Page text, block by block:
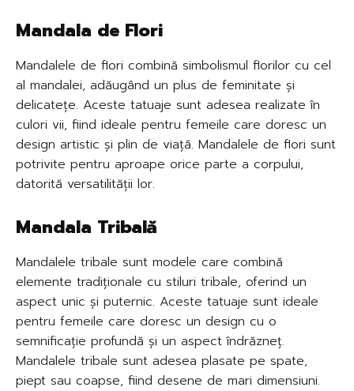
Mandala de Flori
Mandalele de flori combină simbolismul florilor cu cel
al mandalei, adăugând un plus de feminitate și
delicatețe. Aceste tatuaje sunt adesea realizate în
culori vii, fiind ideale pentru femeile care doresc un
design artistic și plin de viață. Mandalele de flori sunt
potrivite pentru aproape orice parte a corpului,
datorită versatilității lor.
Mandala Tribală
Mandalele tribale sunt modele care combină
elemente tradiționale cu stiluri tribale, oferind un
aspect unic și puternic. Aceste tatuaje sunt ideale
pentru femeile care doresc un design cu o
semnificație profundă și un aspect îndrăzneț.
Mandalele tribale sunt adesea plasate pe spate,
piept sau coapse, fiind desene de mari dimensiuni.